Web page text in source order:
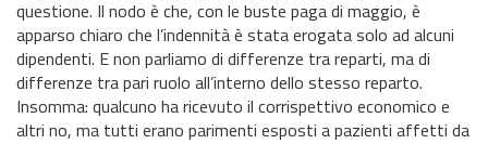
questione. Il nodo è che, con le buste paga di maggio, è
apparso chiaro che l’indennità è stata erogata solo ad alcuni
dipendenti. E non parliamo di differenze tra reparti, ma di
differenze tra pari ruolo all’interno dello stesso reparto.
Insomma: qualcuno ha ricevuto il corrispettivo economico e
altri no, ma tutti erano parimenti esposti a pazienti affetti da